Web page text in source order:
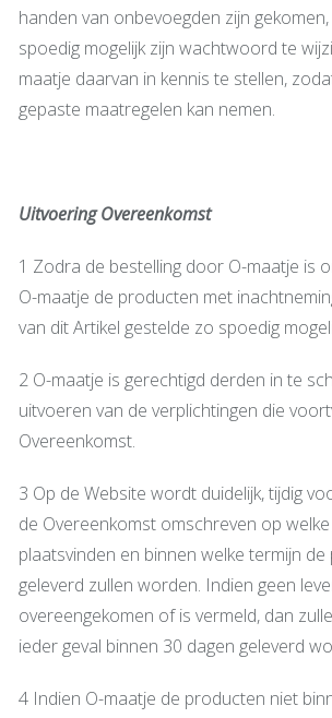
handen van onbevoegden zijn
spoedig mogelijk zijn wachtwoord te
maatje daarvan in kennis te stellen,
gepaste maatregelen kan nemen.
Uitvoering Overeenkomst
1 Zodra de bestelling door O-maatje is
O-maatje de producten met
van dit Artikel gestelde zo spoedig
2 O-maatje is gerechtigd derden in te
uitvoeren van de verplichtingen die
Overeenkomst.
3 Op de Website wordt duidelijk, tijdig
de Overeenkomst omschreven op
plaatsvinden en binnen welke termijn
geleverd zullen worden. Indien geen
overeengekomen of is vermeld, dan
ieder geval binnen 30 dagen geleverd
4 Indien O-maatje de producten niet